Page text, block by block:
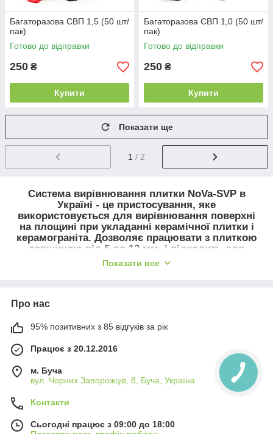
Багаторазова СВП 1,5 (50 шт/
пак)
Готово до відправки
250 ₴
Купити
Багаторазова СВП 1,0 (50 шт/
пак)
Готово до відправки
250 ₴
Купити
Показати ще
1 / 2
Система вирівнювання плитки NoVa-SVPв
Україні - це пристосування, яке
використовується для вирівнювання поверхні
на площині при укладанні керамічної плитки і
керамограніта. Дозволяє працювати з плиткою
товщиною від 5до 12мм. і підходить для
укладання плитки на пол
Клин
- багаторазовий елемент системи. Виготовлений з
високоміцного пластику, що дозволяє використовувати його
від 30 разів і більше. «Крок зубів» дозволяє без праці
затискати плитку без спеціального інструменту. Увігнута
форма на зубцях і збільшена площину для натискання
дозволяє без праці затискати плитку руками. Продається в
упаковках по 100 і 200 штук і розраховується виходячи з
укладається плитки.
Підставу
- одноразовий елемент системи. Виготовлений з
високоміцного пластика,що запобігає розтягування під час
Показати все
Про нас
95% позитивних з 85 відгуків за рік
Працює з 20.12.2016
м. Буча
вул. Чорних Запорожців, 8, Буча, Україна
Контакти
Сьогодні працює з 09:00 до 18:00